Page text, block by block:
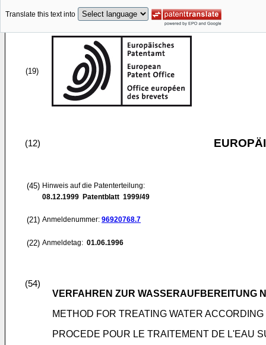
Translate this text into
(19)
(12)
(45) Hinweis auf die Patenterteilung:
08.12.1999 Patentblatt 1999/49
(21) Anmeldenummer: 96920768.7
(22) Anmeldetag: 01.06.1996
(54)
VERFAHREN ZUR WASSERAUFBEREITUNG
METHOD FOR TREATING WATER
PROCEDE POUR LE TRAITEMENT DE L'EAU